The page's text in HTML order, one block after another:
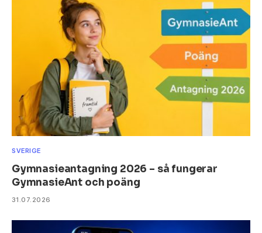
SVERIGE
Gymnasieantagning 2026 – så fungerar
GymnasieAnt och poäng
31.07.2026